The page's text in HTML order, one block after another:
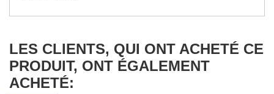
LES CLIENTS, QUI ONT ACHETÉ CE
PRODUIT, ONT ÉGALEMENT
ACHETÉ: